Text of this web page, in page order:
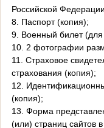
Российской
8. Паспорт (копия);
9. Военный билет
10. 2 фотографии
11. Страховое
страхования (копия);
12.
(копия);
13. Форма
(или) страниц сайтов